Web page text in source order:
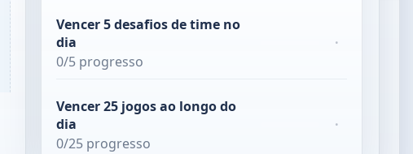
Vencer 5 desafios de time no
dia
0/5 progresso
·
Vencer 25 jogos ao longo do
dia
0/25 progresso
·